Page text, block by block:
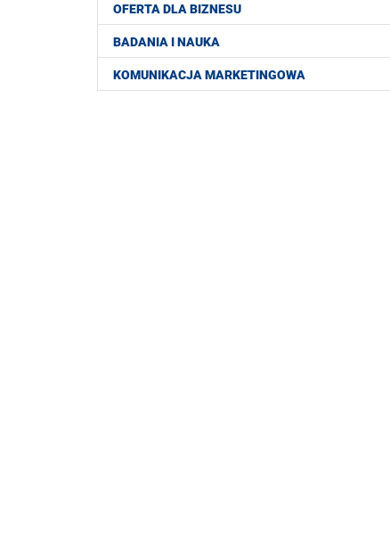
OFERTA DLA BIZNESU
BADANIA I NAUKA
KOMUNIKACJA MARKETINGOWA